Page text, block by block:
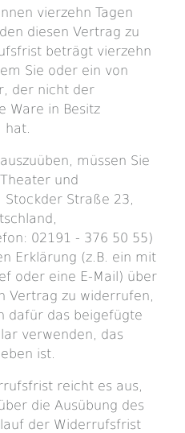
vierzehn Tagen
diesen Vertrag zu
beträgt vierzehn
Sie oder ein von
der nicht der
Ware in Besitz
hat.
müssen Sie
und
Stockder Straße 23,
02191 - 376 50 55)
Erklärung (z.B. ein mit
oder eine E-Mail) über
Vertrag zu widerrufen,
dafür das beigefügte
verwenden, das
ist.
reicht es aus,
die Ausübung des
der Widerrufsfrist